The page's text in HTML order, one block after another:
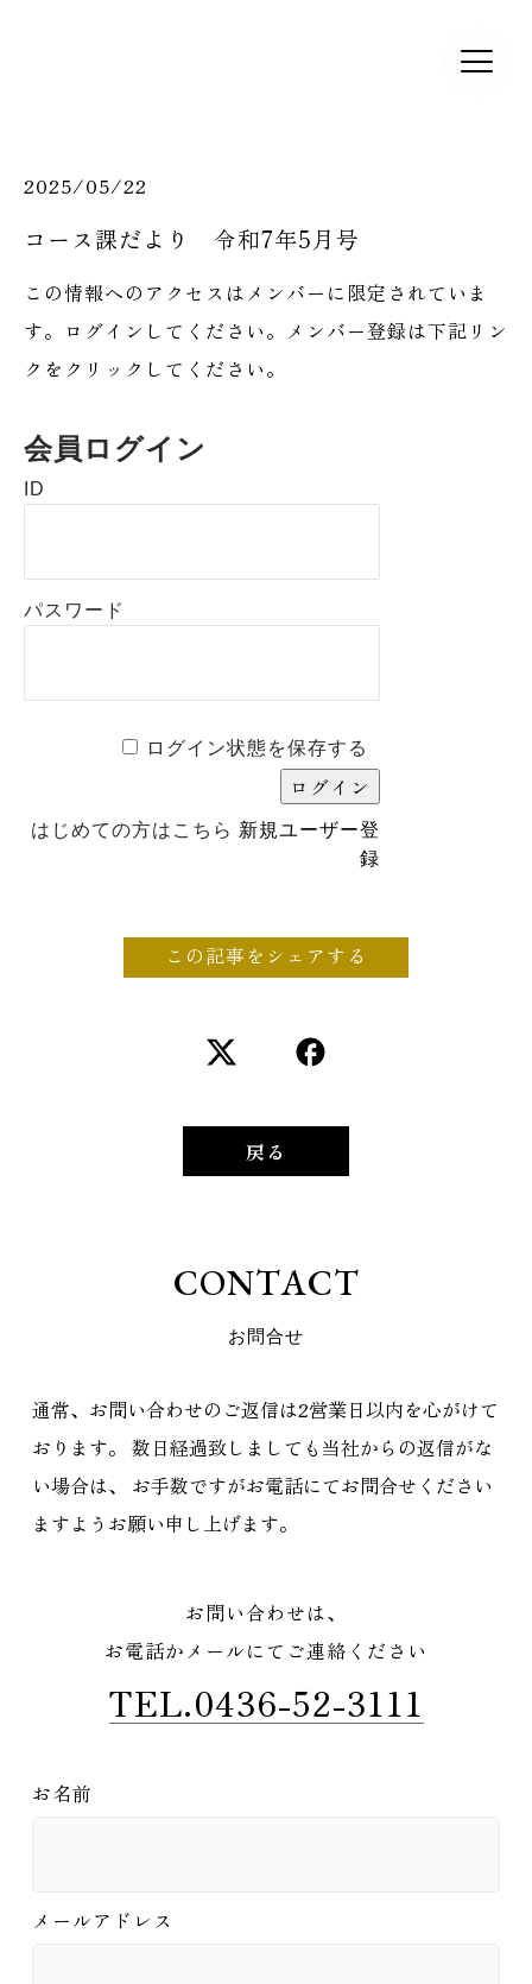
2025/05/22
コース課だより 令和7年5月号
この情報へのアクセスはメンバーに限定されていま
す。ログインしてください。メンバー登録は下記リン
クをクリックしてください。
会員ログイン
ID
パスワード
ログイン状態を保存する
はじめての方はこちら 新規ユーザー登
録
この記事をシェアする
戻る
CONTACT
お問合せ
通常、お問い合わせのご返信は2営業日以内を心がけて
おります。 数日経過致しましても当社からの返信がな
い場合は、
お手数ですがお電話にてお問合せください
ますようお願い申し上げます。
お問い合わせは、
お電話かメールにてご連絡ください
TEL.0436-52-3111
お名前
メールアドレス